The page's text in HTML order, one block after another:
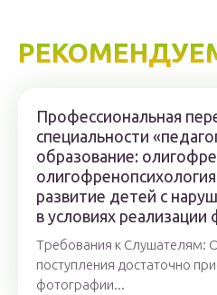
Профессиональная
специальности
образование:
развитие детей с
в условиях реализации
Требования к Слушателям:
поступления достаточно
фотографии...